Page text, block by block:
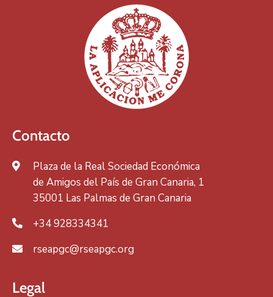
Contacto
Plaza de la Real Sociedad Económica
de Amigos del País de Gran Canaria, 1
35001 Las Palmas de Gran Canaria
+34 928334341
rseapgc@rseapgc.org
Legal